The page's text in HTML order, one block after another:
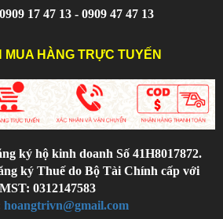
17 47 13 - 0909 47 47 13
MUA HÀNG TRỰC TUYẾN
ký hộ kinh doanh Số 41H8017872.
ký Thuế do Bộ Tài Chính cấp với
MST: 0312147583
hoangtrivn@gmail.com